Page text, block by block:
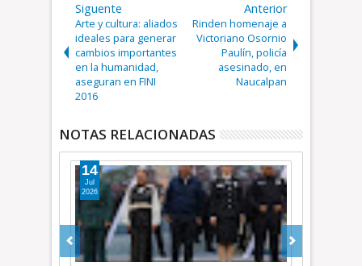
Siguente
Arte y cultura: aliados
ideales para generar
cambios importantes
en la humanidad,
aseguran en FINI
2016
Anterior
Rinden homenaje a
Victoriano Osornio
Paulín, policía
asesinado, en
Naucalpan
NOTAS RELACIONADAS
08
Jul
2026